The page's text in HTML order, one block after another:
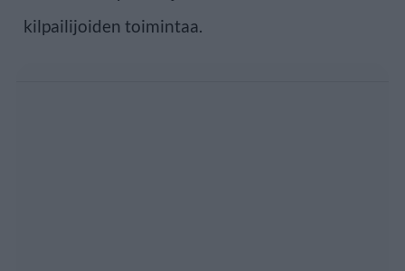
kilpailijoiden toimintaa.